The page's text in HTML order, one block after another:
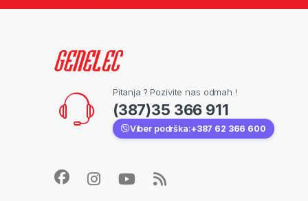
Pitanja ? Pozivite nas odmah !
(387)35 366 911
Viber podrška:+387 62 366 600